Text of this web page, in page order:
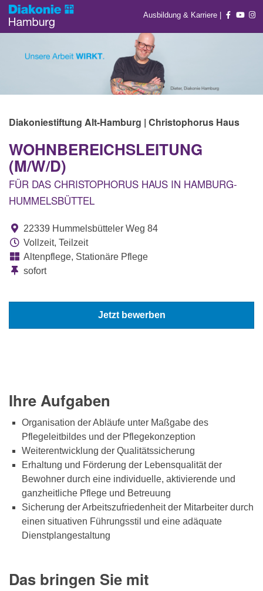
Ausbildung & Karriere |
Diakoniestiftung Alt-Hamburg | Christophorus Haus
WOHNBEREICHSLEITUNG
(M/W/D)
FÜR DAS CHRISTOPHORUS HAUS IN HAMBURG-
HUMMELSBÜTTEL
22339 Hummelsbütteler Weg 84
Vollzeit, Teilzeit
Altenpflege, Stationäre Pflege
sofort
Jetzt bewerben
Ihre Aufgaben
Organisation der Abläufe unter Maßgabe des
Pflegeleitbildes und der Pflegekonzeption
Weiterentwicklung der Qualitätssicherung
Erhaltung und Förderung der Lebensqualität der
Bewohner durch eine individuelle, aktivierende und
ganzheitliche Pflege und Betreuung
Sicherung der Arbeitszufriedenheit der Mitarbeiter durch
einen situativen Führungsstil und eine adäquate
Dienstplangestaltung
Das bringen Sie mit